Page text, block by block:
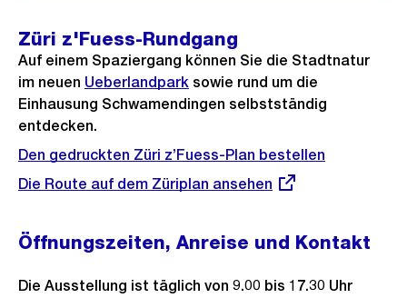
Züri z'Fuess-Rundgang
Auf einem Spaziergang können Sie die Stadtnatur
im neuen Ueberlandpark sowie rund um die
Einhausung Schwamendingen selbstständig
entdecken.
Den gedruckten Züri z’Fuess-Plan bestellen
Externer
Die Route auf dem Züriplan ansehen
Öffnungszeiten, Anreise und Kontakt
Die Ausstellung ist täglich von 9.00 bis 17.30 Uhr